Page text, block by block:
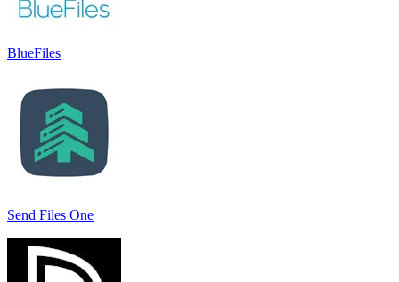
BlueFiles
Send Files One